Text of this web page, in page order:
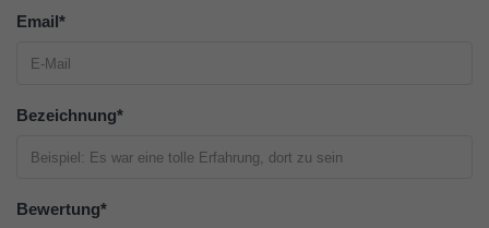
Email*
Bezeichnung*
Bewertung*